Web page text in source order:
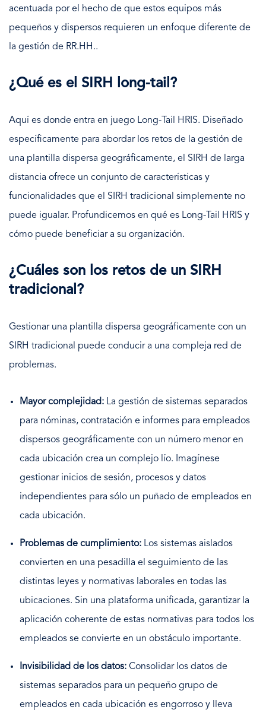
acentuada por el hecho de que estos equipos más
pequeños y dispersos requieren un enfoque diferente de
la gestión de RR.HH..
¿Qué es el SIRH long-tail?
Aquí es donde entra en juego Long-Tail HRIS. Diseñado
específicamente para abordar los retos de la gestión de
una plantilla dispersa geográficamente, el SIRH de larga
distancia ofrece un conjunto de características y
funcionalidades que el SIRH tradicional simplemente no
puede igualar. Profundicemos en qué es Long-Tail HRIS y
cómo puede beneficiar a su organización.
¿Cuáles son los retos de un SIRH
tradicional?
Gestionar una plantilla dispersa geográficamente con un
SIRH tradicional puede conducir a una compleja red de
problemas.
Mayor complejidad:La gestión de sistemas separados
para nóminas, contratación e informes para empleados
dispersos geográficamente con un número menor en
cada ubicación crea un complejo lío. Imagínese
gestionar inicios de sesión, procesos y datos
independientes para sólo un puñado de empleados en
cada ubicación.
Problemas de cumplimiento: Los sistemas aislados
convierten en una pesadilla el seguimiento de las
distintas leyes y normativas laborales en todas las
ubicaciones. Sin una plataforma unificada, garantizar la
aplicación coherente de estas normativas para todos los
empleados se convierte en un obstáculo importante.
Invisibilidad de los datos: Consolidar los datos de
sistemas separados para un pequeño grupo de
empleados en cada ubicación es engorroso y lleva